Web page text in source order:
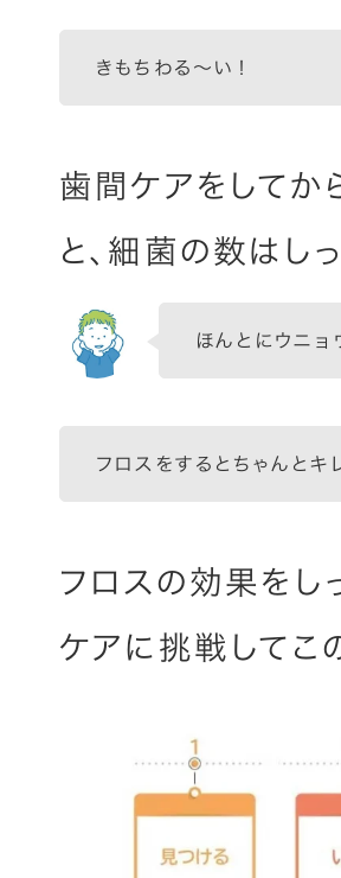
きもちわる〜い！
歯間ケアをしてか
と、細菌の数はし
ほんとにウニョ
フロスをするとちゃんとキ
フロスの効果をし
ケアに挑戦してこ